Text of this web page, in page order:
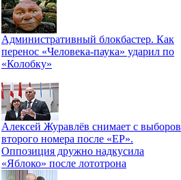
Административный блокбастер. Как
перенос «Человека-паука» ударил по
«Колобку»
Алексей Журавлёв снимает с выборов
второго номера после «ЕР».
Оппозиция дружно надкусила
«Яблоко» после лототрона